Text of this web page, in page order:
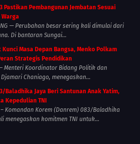
Pastikan Pembangunan Jembatan Sesuai
— Perubahan besar sering kali dimulai dari
Di bantaran Sungai...
Kunci Masa Depan Bangsa, Menko Polkam
Strategis Pendidikan
Menteri Koordinator Bidang Politik dan
Chaniago, menegaskan...
Baladhika Jaya Beri Santunan Anak Yatim,
Kepedulian TNI
– Komandan Korem (Danrem) 083/Baladhika
menegaskan komitmen TNI untuk...